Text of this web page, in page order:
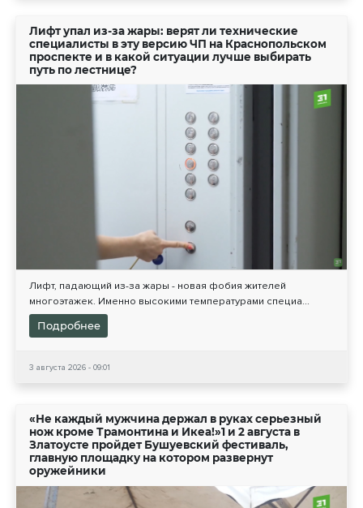
Лифт упал из-за жары: верят ли технические
специалисты в эту версию ЧП на Краснопольском
проспекте и в какой ситуации лучше выбирать
путь по лестнице?
Лифт, падающий из-за жары - новая фобия жителей
многоэтажек. Именно высокими температурами специа...
Подробнее
3 августа 2026 - 09:01
«Не каждый мужчина держал в руках серьезный
нож кроме Трамонтина и Икеа!»1 и 2 августа в
Златоусте пройдет Бушуевский фестиваль,
главную площадку на котором развернут
оружейники